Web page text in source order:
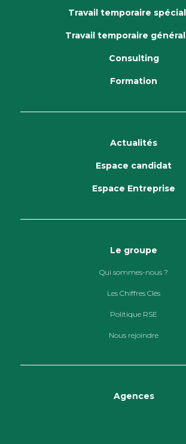
Travail temporaire
Travail temporaire
Consulting
Formation
Actualités
Espace candidat
Espace Entreprise
Le groupe
Qui sommes-nous ?
Les Chiffres Clés
Politique RSE
Nous rejoindre
Agences